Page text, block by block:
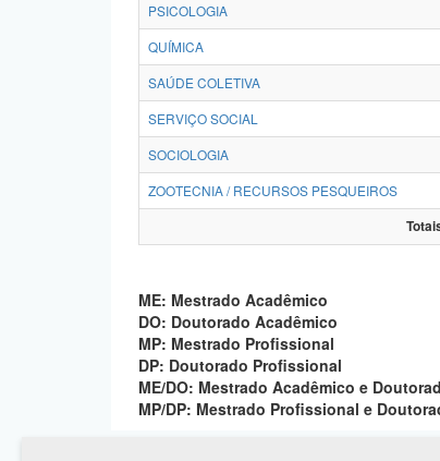
PSICOLOGIA
QUÍMICA
SAÚDE COLETIVA
SERVIÇO SOCIAL
SOCIOLOGIA
ZOOTECNIA / RECURSOS PESQUEIROS
ME: Mestrado Acadêmico
DO: Doutorado Acadêmico
MP: Mestrado Profissional
DP: Doutorado Profissional
ME/DO: Mestrado Acadêmico e
MP/DP: Mestrado Profissional e